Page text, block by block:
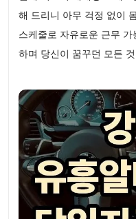
해 드리니 아무 걱정 없이
스케줄로 자유로운 근무
하며 당신이 꿈꾸던 모든